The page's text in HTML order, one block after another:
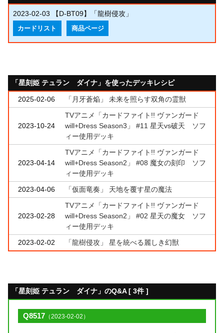
2023-02-03 【D-BT09】「龍樹侵攻」
カードリスト 商品ページ
「星刻姫 テュラン゠ダイナ」を使ったデッキレシピ
2025-02-06 「月牙蒼焔」 未来を照らす双角の霊獣
2023-10-24
TVアニメ「カードファイト!! ヴァンガード
will+Dress Season3」 #11 星天vs破天 ソフ
ィー使用デッキ
2023-04-14
TVアニメ「カードファイト!! ヴァンガード
will+Dress Season2」 #08 魔女の刻印 ソフ
ィー使用デッキ
2023-04-06
「仮面竜奏」 天地を覆す星の魔法
2023-02-28
TVアニメ「カードファイト!! ヴァンガード
will+Dress Season2」 #02 星天の魔女 ソフ
ィー使用デッキ
2023-02-02
「龍樹侵攻」 星を統べる麗しき幻獣
「星刻姫 テュラン゠ダイナ」のQ&A [ 3件 ]
Q8517 （2023-02-02）